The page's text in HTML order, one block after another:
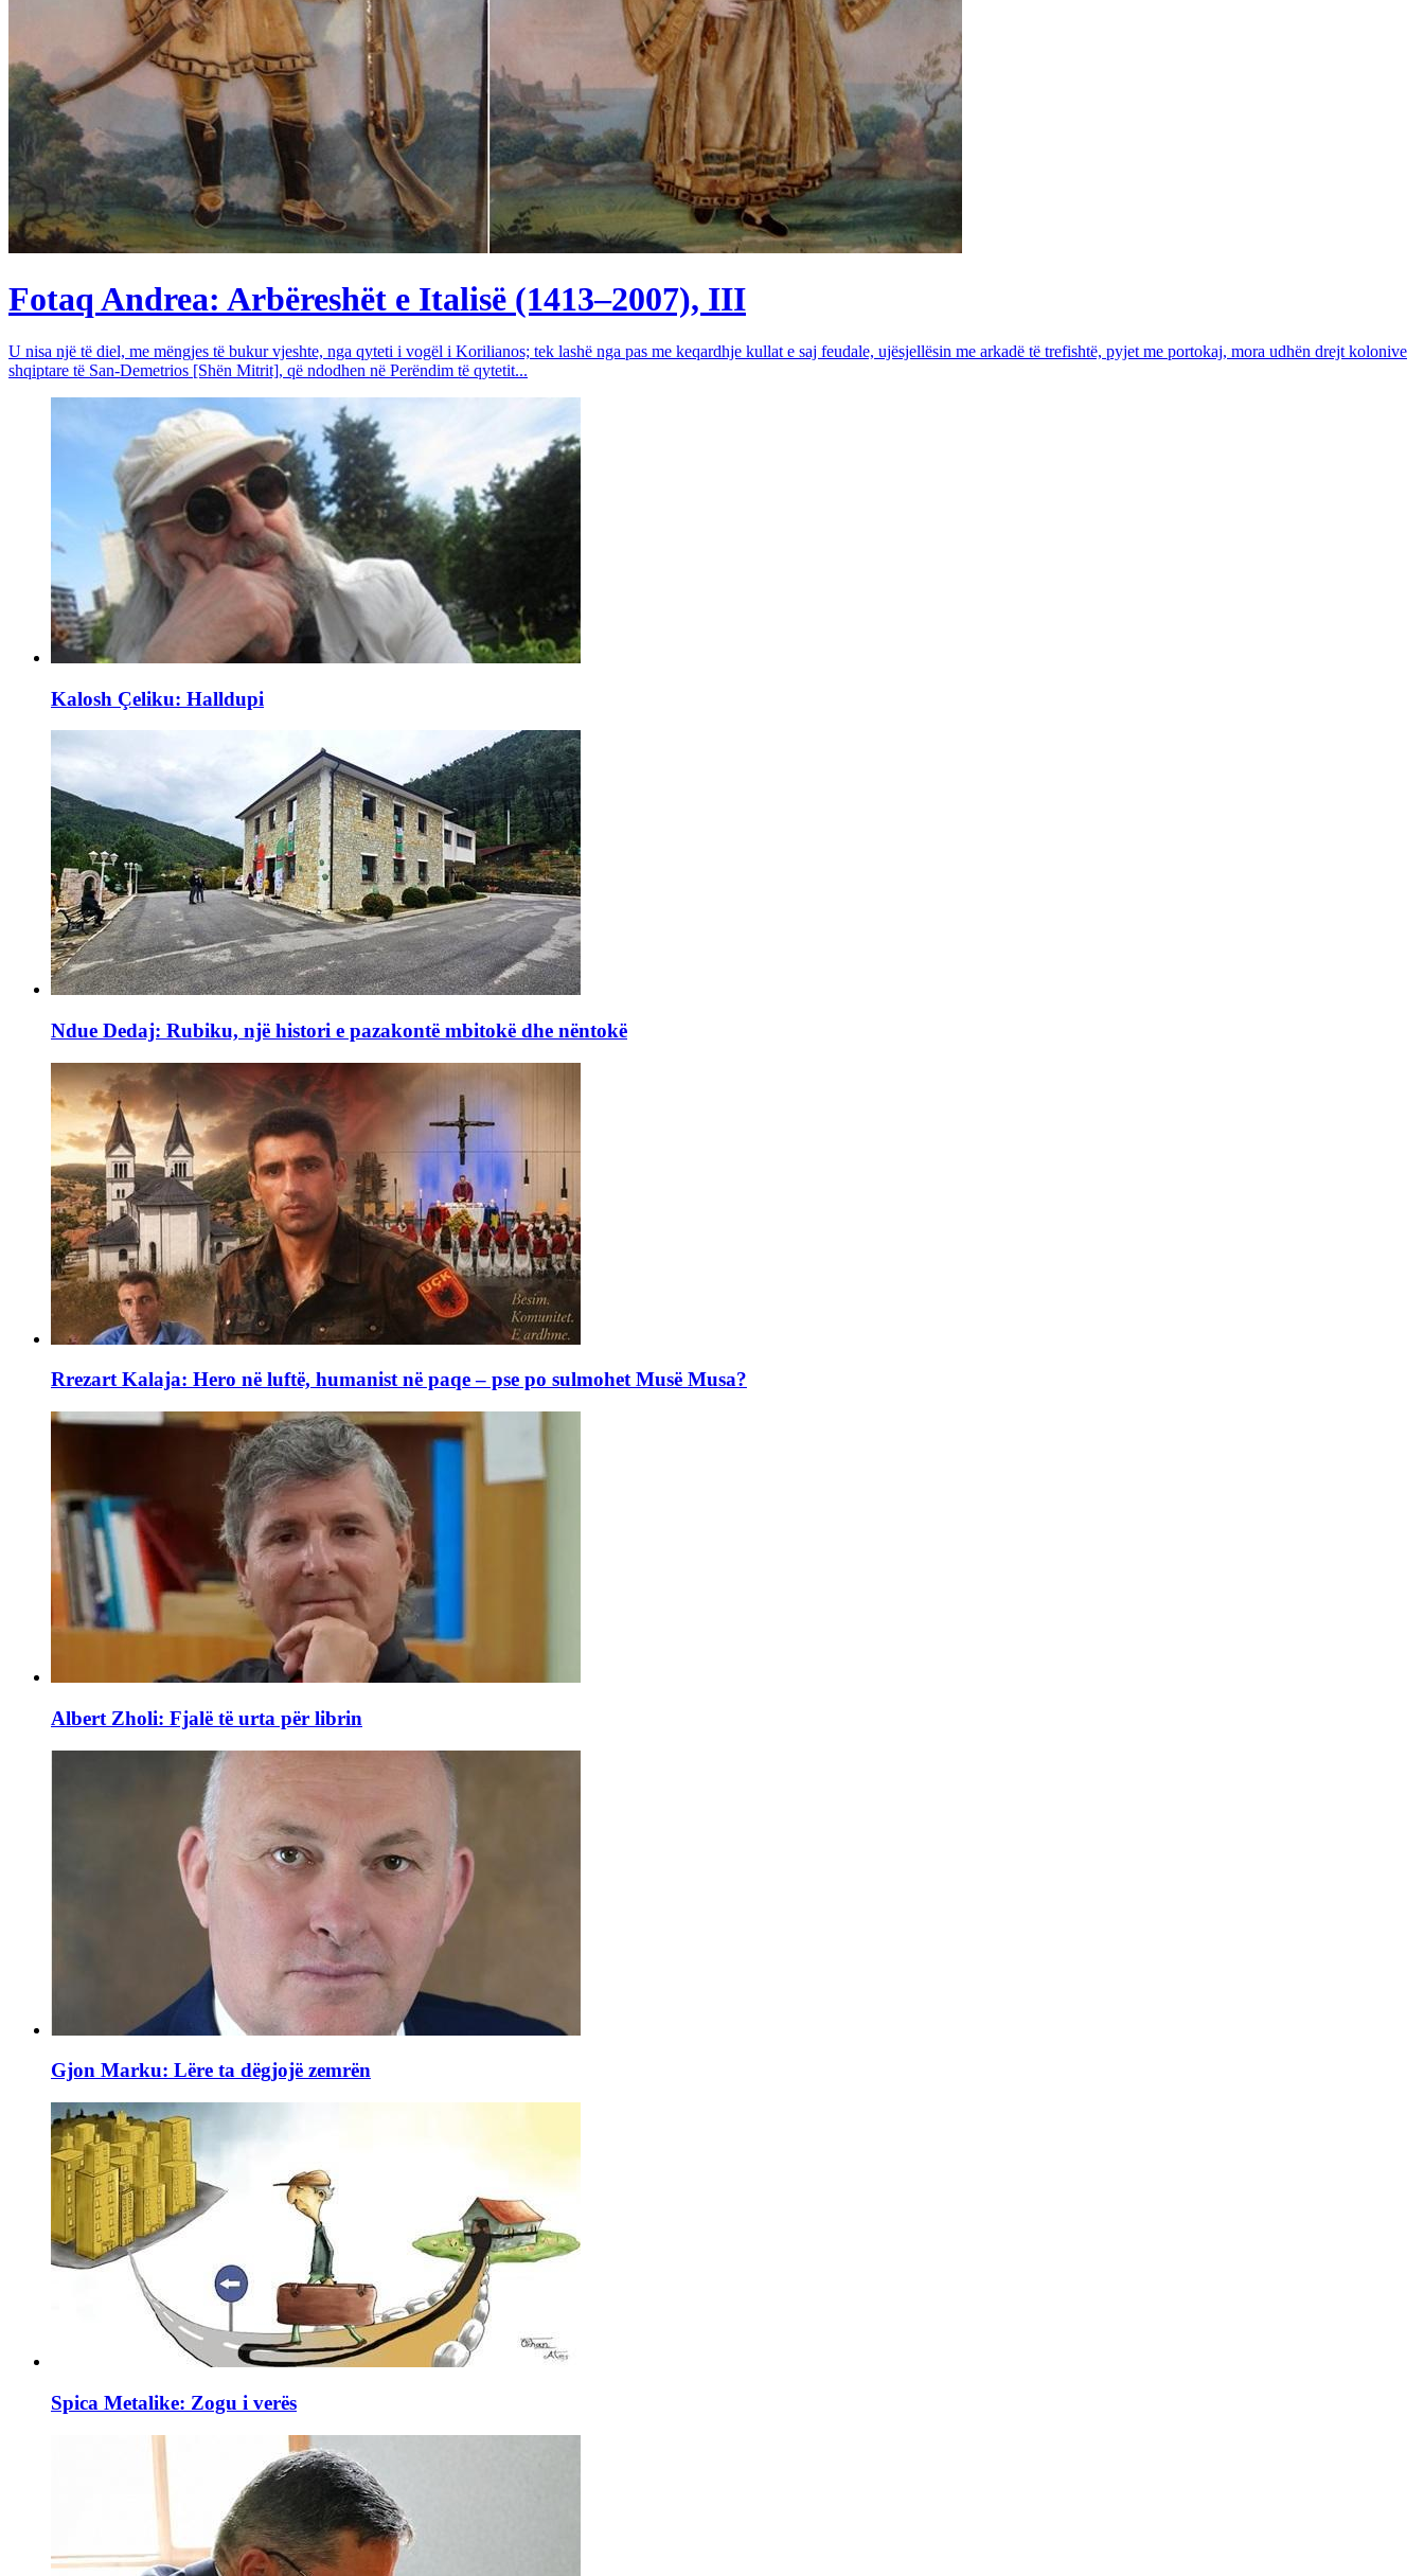
Fotaq Andrea: Arbëreshët e Italisë (1413–2007), III
U nisa një të diel, me mëngjes të bukur vjeshte, nga qyteti i vogël i Korilianos; tek lashë nga pas me keqardhje kullat e saj feudale, ujësjellësin me arkadë të trefishtë, pyjet me portokaj, mora udhën drejt kolonive
shqiptare të San-Demetrios [Shën Mitrit], që ndodhen në Perëndim të qytetit...
Kalosh Çeliku: Halldupi
Ndue Dedaj: Rubiku, një histori e pazakontë mbitokë dhe nëntokë
Rrezart Kalaja: Hero në luftë, humanist në paqe – pse po sulmohet Musë Musa?
Albert Zholi: Fjalë të urta për librin
Gjon Marku: Lëre ta dëgjojë zemrën
Spica Metalike: Zogu i verës